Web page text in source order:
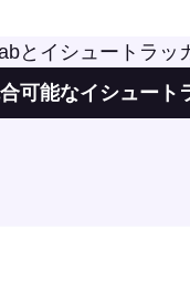
とイシュートラッ
可能なイシュート